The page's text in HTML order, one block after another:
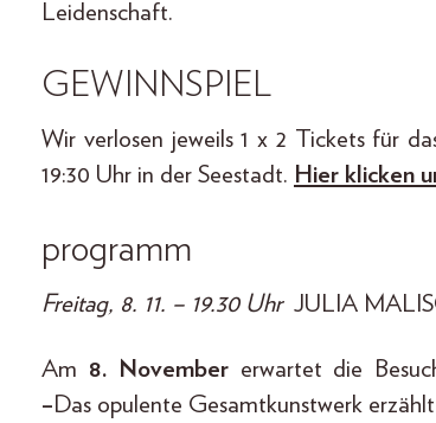
Leidenschaft.
GEWINNSPIEL
Wir verlosen jeweils 1 x 2 Tickets für
19:30 Uhr in der Seestadt. Hier klicken
programm
Freitag, 8. 11. – 19.30 Uhr JULIA
Am 8. November erwartet die
–Das opulente Gesamtkunstwerk